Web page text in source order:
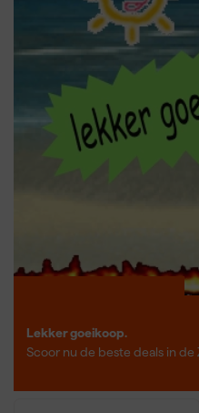
Lekker goeikoop.
Scoor nu de beste deals in